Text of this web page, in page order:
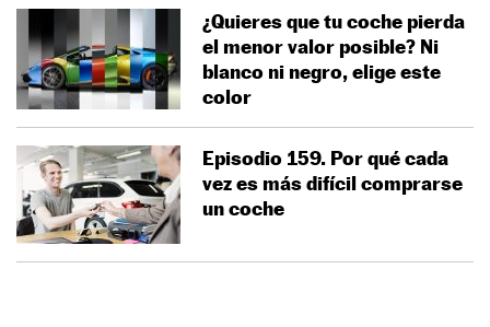
¿Quieres que tu coche pierda
el menor valor posible? Ni
blanco ni negro, elige este
color
Episodio 159. Por qué cada
vez es más difícil comprarse
un coche